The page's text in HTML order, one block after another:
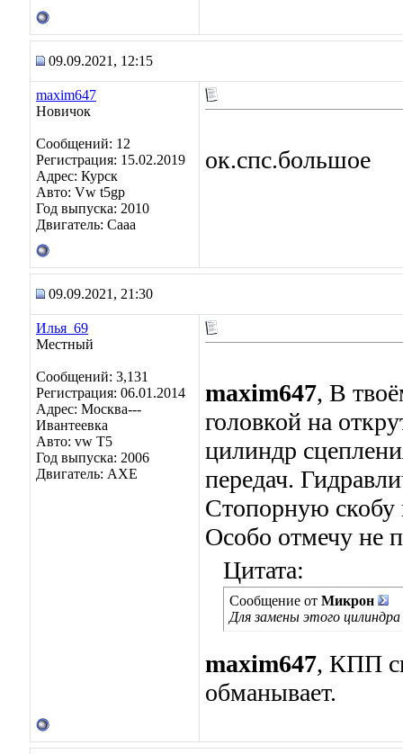
09.09.2021, 12:15
maxim647
Новичок
Сообщений: 12
Регистрация: 15.02.2019
Адрес: Курск
Авто: Vw t5gp
Год выпуска: 2010
Двигатель: Caaa
ок.спс.большое
09.09.2021, 21:30
Илья_69
Местный
Сообщений: 3,131
Регистрация: 06.01.2014
Адрес: Москва---
Ивантеевка
Авто: vw T5
Год выпуска: 2006
Двигатель: AXE
maxim647, В
головкой на
цилиндр
передач.
Стопорную скобу
Особо отмечу не
Цитата:
Сообщение от Микрон
Для замены этого цилиндра
maxim647, КПП
обманывает.